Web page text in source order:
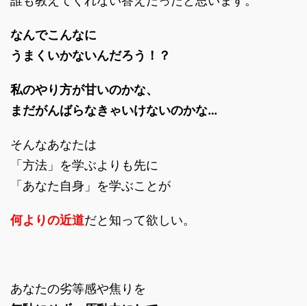
なんでこんなに
うまくいかないんだろう！？
私のやり方が甘いのかな、
まだがんばらなきゃいけないのかな…
そんなあなたは
「方法」を学ぶよりも先に
「あなた自身」を学ぶことが
何よりの近道だと知って欲しい。
あなたの劣等感や焦りを